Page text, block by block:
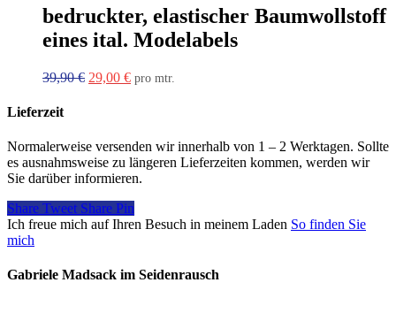
bedruckter, elastischer Baumwollstoff
eines ital. Modelabels
39,90€ Ursprünglicher
29,00 €Aktueller
pro mtr.
Lieferzeit
Normalerweise versenden wir innerhalb von 1 – 2 Werktagen. Sollte
es ausnahmsweise zu längeren Lieferzeiten kommen, werden wir
Sie darüber informieren.
Share Tweet Share Pin
Ich freue mich auf Ihren Besuch in meinem Laden So finden Sie
mich
Gabriele Madsack im Seidenrausch